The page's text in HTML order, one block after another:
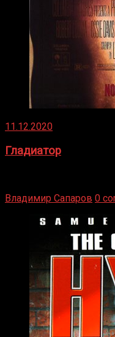
11.12.2020
Гладиатор
Владимир Сапаров 0